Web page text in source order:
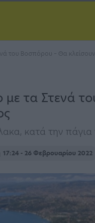
του Βοσπόρου – Θα
τα Στενά
κατά την πάγια
17:24 - 26 Φεβρουαρίου 2022